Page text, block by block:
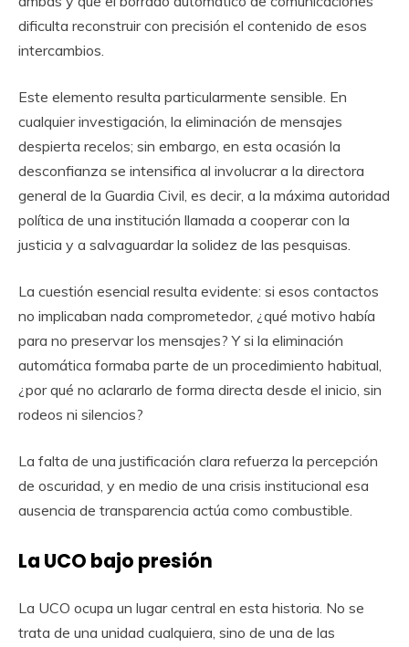
dificulta reconstruir con precisión el contenido de esos
intercambios.
Este elemento resulta particularmente sensible. En
cualquier investigación, la eliminación de mensajes
despierta recelos; sin embargo, en esta ocasión la
desconfianza se intensifica al involucrar a la directora
general de la Guardia Civil, es decir, a la máxima autoridad
política de una institución llamada a cooperar con la
justicia y a salvaguardar la solidez de las pesquisas.
La cuestión esencial resulta evidente: si esos contactos
no implicaban nada comprometedor, ¿qué motivo había
para no preservar los mensajes? Y si la eliminación
automática formaba parte de un procedimiento habitual,
¿por qué no aclararlo de forma directa desde el inicio, sin
rodeos ni silencios?
La falta de una justificación clara refuerza la percepción
de oscuridad, y en medio de una crisis institucional esa
ausencia de transparencia actúa como combustible.
La UCO bajo presión
La UCO ocupa un lugar central en esta historia. No se
trata de una unidad cualquiera, sino de una de las